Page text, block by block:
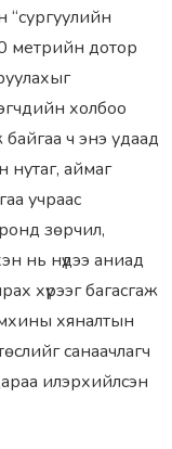
“сургуулийн
метрийн дотор
холбоо
ч энэ удаад
нутаг, аймаг
учраас
зөрчил,
хэн нь нүдээ аниад
хүрээг багасгаж
хяналтын
санаачлагч
илэрхийлсэн